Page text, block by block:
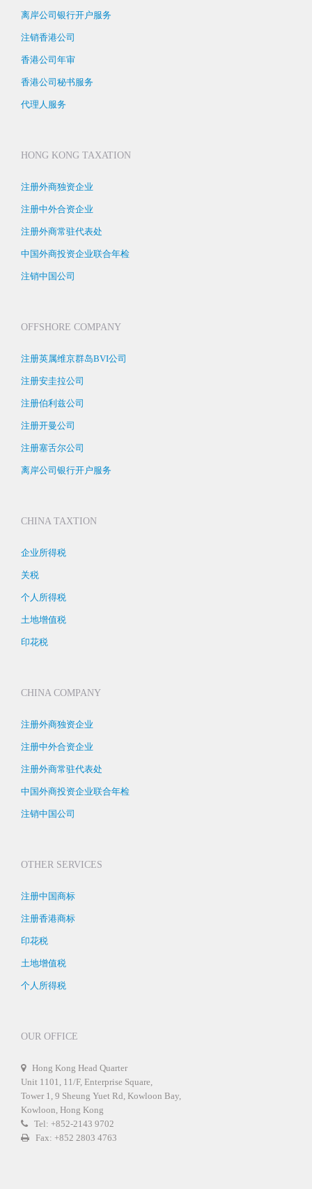
离岸公司银行开户服务
注销香港公司
香港公司年审
香港公司秘书服务
代理人服务
HONG KONG TAXATION
注册外商独资企业
注册中外合资企业
注册外商常驻代表处
中国外商投资企业联合年检
注销中国公司
OFFSHORE COMPANY
注册英属维京群岛BVI公司
注册安圭拉公司
注册伯利兹公司
注册开曼公司
注册塞舌尔公司
离岸公司银行开户服务
CHINA TAXTION
企业所得税
关税
个人所得税
土地增值税
印花税
CHINA COMPANY
注册外商独资企业
注册中外合资企业
注册外商常驻代表处
中国外商投资企业联合年检
注销中国公司
OTHER SERVICES
注册中国商标
注册香港商标
印花税
土地增值税
个人所得税
OUR OFFICE
Hong Kong Head Quarter
Unit 1101, 11/F, Enterprise Square,
Tower 1, 9 Sheung Yuet Rd, Kowloon Bay,
Kowloon, Hong Kong
Tel: +852-2143 9702
Fax: +852 2803 4763